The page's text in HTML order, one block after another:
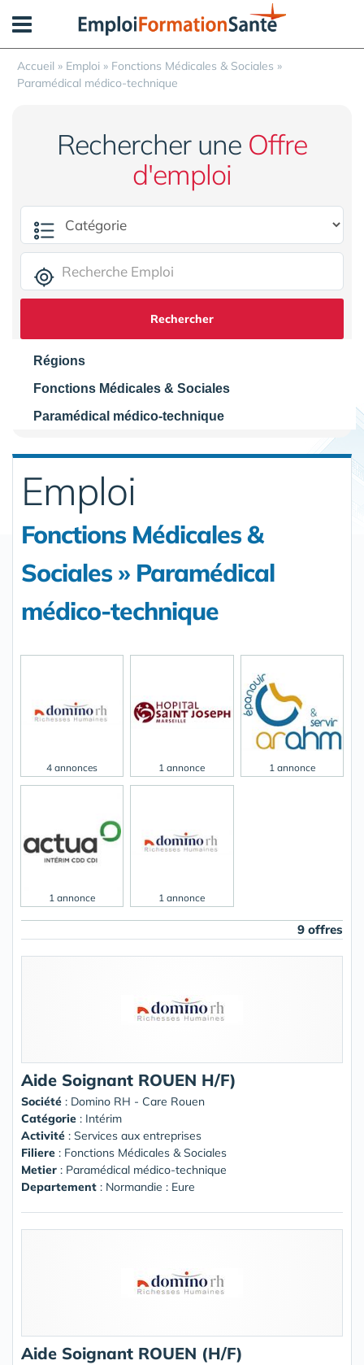
Accueil » Emploi » Fonctions Médicales & Sociales »
Paramédical médico-technique
Rechercher une Offre
d'emploi
Rechercher
Régions
Fonctions Médicales & Sociales
Paramédical médico-technique
Emploi
Fonctions Médicales &
Sociales » Paramédical
médico-technique
4 annonces 1 annonce 1 annonce
1 annonce 1 annonce
9 offres
Aide Soignant ROUEN H/F)
Société : Domino RH - Care Rouen
Catégorie : Intérim
Activité : Services aux entreprises
Filiere : Fonctions Médicales & Sociales
Metier : Paramédical médico-technique
Departement : Normandie : Eure
Aide Soignant ROUEN (H/F)